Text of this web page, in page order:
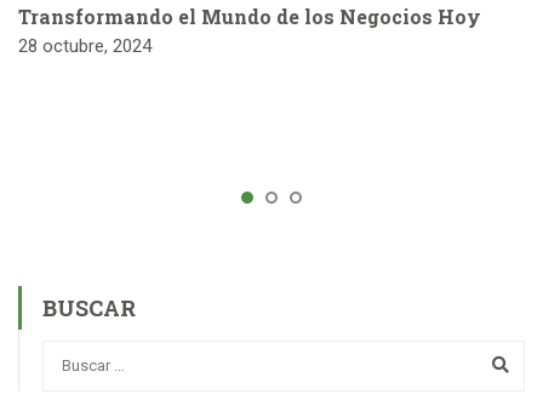
Transformando el Mundo de los Negocios Hoy
28 octubre, 2024
BUSCAR